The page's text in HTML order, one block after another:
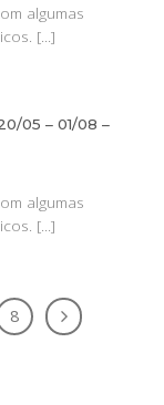
algumas
[...]
05 – 01/08 –
algumas
[...]
8